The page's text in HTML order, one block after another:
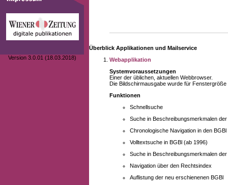
Version 3.0.01 (18.03.2018)
Überblick Applikationen und Mailservice
Webapplikation
Systemvoraussetzungen
Einer der üblichen, aktuellen Webbrowser.
Die Bildschirmausgabe wurde für
Funktionen
Schnellsuche
Suche in Beschreibungsmerkmalen
Chronologische Navigation in den BGBl
Volltextsuche in BGBl (ab 1996)
Suche in Beschreibungsmerkmalen
Navigation über den Rechtsindex
Auflistung der neu erschienenen BGBl